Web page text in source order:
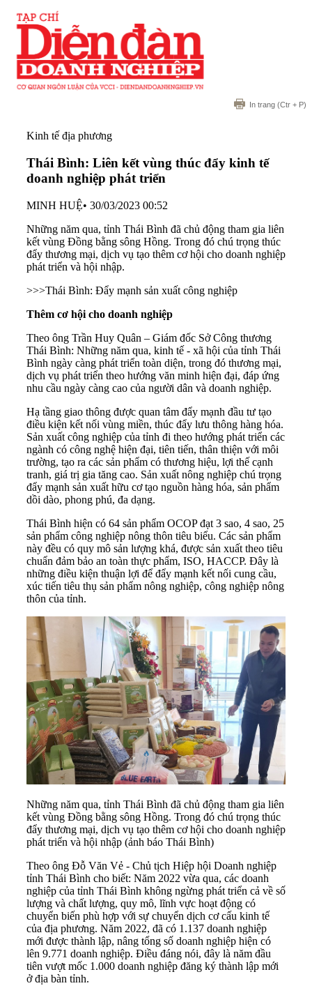
In trang (Ctr + P)
Kinh tế địa phương
Thái Bình: Liên kết vùng thúc đẩy kinh tế
doanh nghiệp phát triển
MINH HUỆ• 30/03/2023 00:52
Những năm qua, tỉnh Thái Bình đã chủ động tham gia liên
kết vùng Đồng bằng sông Hồng. Trong đó chú trọng thúc
đẩy thương mại, dịch vụ tạo thêm cơ hội cho doanh nghiệp
phát triển và hội nhập.
>>>Thái Bình: Đẩy mạnh sản xuất công nghiệp
Thêm cơ hội cho doanh nghiệp
Theo ông Trần Huy Quân – Giám đốc Sở Công thương
Thái Bình: Những năm qua, kinh tế - xã hội của tỉnh Thái
Bình ngày càng phát triển toàn diện, trong đó thương mại,
dịch vụ phát triển theo hướng văn minh hiện đại, đáp ứng
nhu cầu ngày càng cao của người dân và doanh nghiệp.
Hạ tầng giao thông được quan tâm đẩy mạnh đầu tư tạo
điều kiện kết nối vùng miền, thúc đẩy lưu thông hàng hóa.
Sản xuất công nghiệp của tỉnh đi theo hướng phát triển các
ngành có công nghệ hiện đại, tiên tiến, thân thiện với môi
trường, tạo ra các sản phẩm có thương hiệu, lợi thế cạnh
tranh, giá trị gia tăng cao. Sản xuất nông nghiệp chú trọng
đẩy mạnh sản xuất hữu cơ tạo nguồn hàng hóa, sản phẩm
dồi dào, phong phú, đa dạng.
Thái Bình hiện có 64 sản phẩm OCOP đạt 3 sao, 4 sao, 25
sản phẩm công nghiệp nông thôn tiêu biểu. Các sản phẩm
này đều có quy mô sản lượng khá, được sản xuất theo tiêu
chuẩn đảm bảo an toàn thực phẩm, ISO, HACCP. Đây là
những điều kiện thuận lợi để đẩy mạnh kết nối cung cầu,
xúc tiến tiêu thụ sản phẩm nông nghiệp, công nghiệp nông
thôn của tỉnh.
Những năm qua, tỉnh Thái Bình đã chủ động tham gia liên
kết vùng Đồng bằng sông Hồng. Trong đó chú trọng thúc
đẩy thương mại, dịch vụ tạo thêm cơ hội cho doanh nghiệp
phát triển và hội nhập (ảnh báo Thái Bình)
Theo ông Đỗ Văn Vẻ - Chủ tịch Hiệp hội Doanh nghiệp
tỉnh Thái Bình cho biết: Năm 2022 vừa qua, các doanh
nghiệp của tỉnh Thái Bình không ngừng phát triển cả về số
lượng và chất lượng, quy mô, lĩnh vực hoạt động có
chuyển biến phù hợp với sự chuyển dịch cơ cấu kinh tế
của địa phương. Năm 2022, đã có 1.137 doanh nghiệp
mới được thành lập, nâng tổng số doanh nghiệp hiện có
lên 9.771 doanh nghiệp. Điều đáng nói, đây là năm đầu
tiên vượt mốc 1.000 doanh nghiệp đăng ký thành lập mới
ở địa bàn tỉnh.